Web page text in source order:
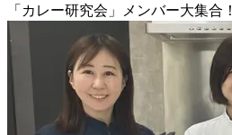
「カレー研究会」メンバー大集合！